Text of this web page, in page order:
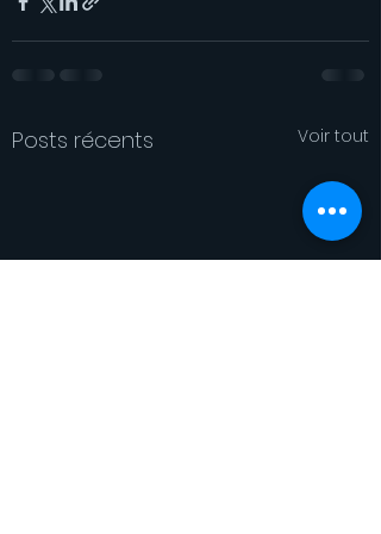
Posts récents Voir tout